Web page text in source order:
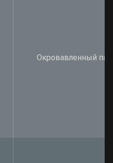
Окровавленный